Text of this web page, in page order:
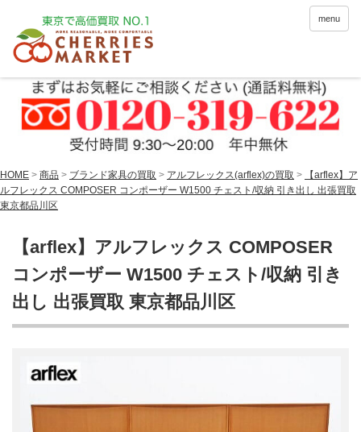
menu
HOME > 商品 > ブランド家具の買取 > アルフレックス(arflex)の買取 >
【arflex】ア
ルフレックス COMPOSER コンポーザー W1500 チェスト/収納 引き出し 出張買取
東京都品川区
【arflex】アルフレックス COMPOSER
コンポーザー W1500 チェスト/収納 引き
出し 出張買取 東京都品川区